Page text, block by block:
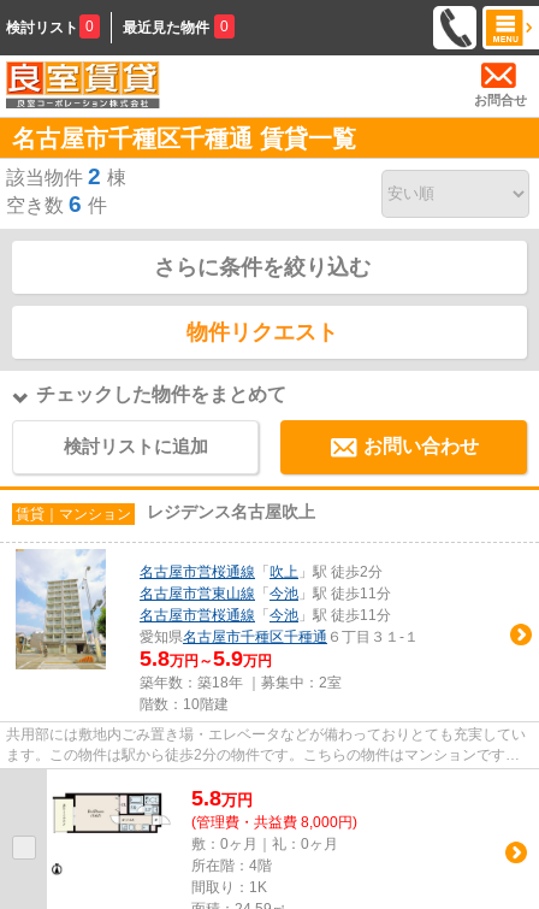
検討リスト 0 最近見た物件 0
お問合せ
名古屋市千種区千種通 賃貸一覧
該当物件 2 棟
空き数 6 件
さらに条件を絞り込む
物件リクエスト
チェックした物件をまとめて
検討リストに追加 お問い合わせ
賃貸｜マンション レジデンス名古屋吹上
名古屋市営桜通線 「 吹上 」駅 徒歩2分
名古屋市営東山線 「 今池 」駅 徒歩11分
名古屋市営桜通線 「 今池 」駅 徒歩11分
愛知県名古屋市千種区千種通 ６丁目３１-１
5.8万円～5.9万円
築年数：築18年 ｜募集中： 2室
階数：10階建
共用部には敷地内ごみ置き場・エレベータなどが備わっておりとても充実してい
ます。この物件は駅から徒歩2分の物件です。こちらの物件はマンションです。2
5.8万円
(管理費・共益費 8,000円)
敷：0ヶ月｜礼：0ヶ月
所在階：4階
間取り：1K